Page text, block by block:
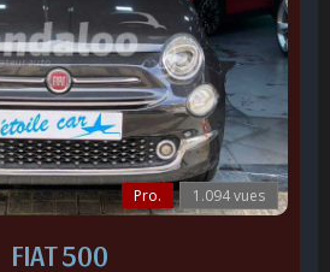
Pro. 1.094 vues
FIAT 500